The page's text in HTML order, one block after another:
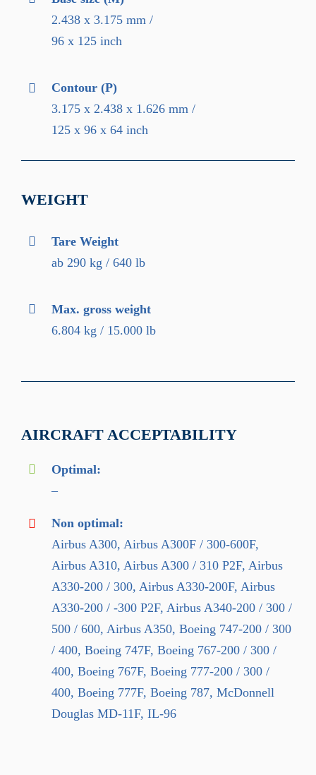
2.438 x 3.175 mm /
96 x 125 inch
Contour (P)
3.175 x 2.438 x 1.626 mm /
125 x 96 x 64 inch
WEIGHT
Tare Weight
ab 290 kg / 640 lb
Max. gross weight
6.804 kg / 15.000 lb
AIRCRAFT ACCEPTABILITY
Optimal:
–
Non optimal:
Airbus A300, Airbus A300F / 300-600F,
Airbus A310, Airbus A300 / 310 P2F, Airbus
A330-200 / 300, Airbus A330-200F, Airbus
A330-200 / -300 P2F, Airbus A340-200 / 300 /
500 / 600, Airbus A350, Boeing 747-200 / 300
/ 400, Boeing 747F, Boeing 767-200 / 300 /
400, Boeing 767F, Boeing 777-200 / 300 /
400, Boeing 777F, Boeing 787, McDonnell
Douglas MD-11F, IL-96